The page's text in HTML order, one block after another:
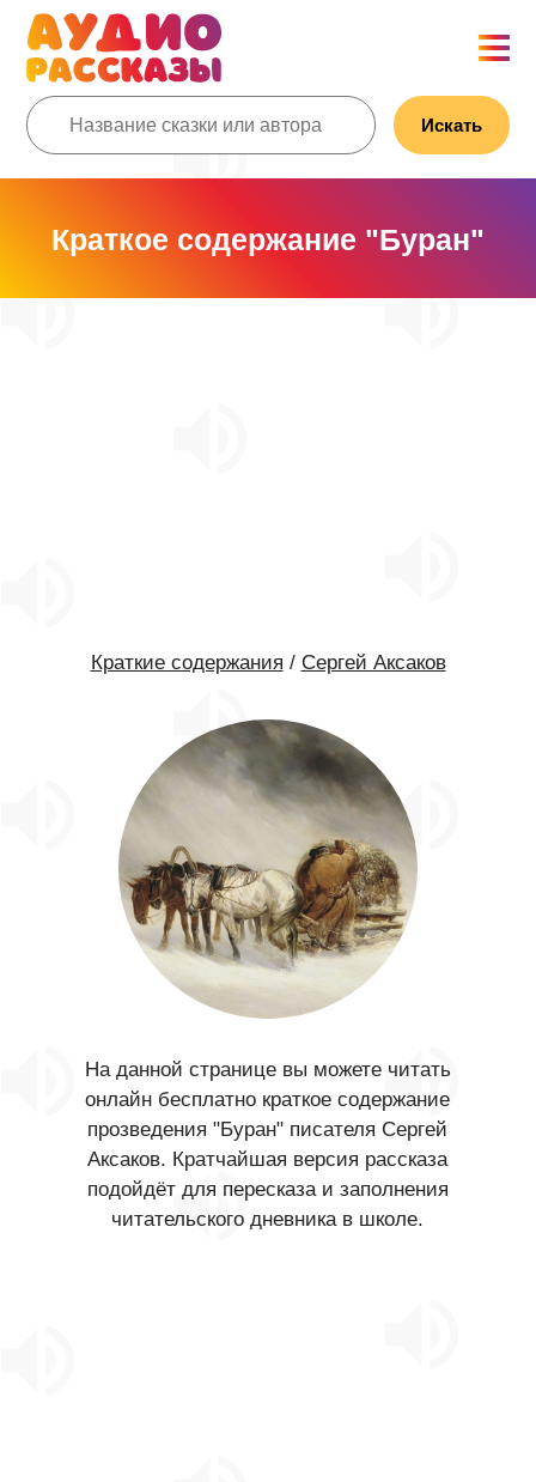
Искать
Краткое содержание "Буран"
Краткие содержания / Сергей Аксаков
На данной странице вы можете читать
онлайн бесплатно краткое содержание
прозведения "Буран" писателя Сергей
Аксаков. Кратчайшая версия рассказа
подойдёт для пересказа и заполнения
читательского дневника в школе.